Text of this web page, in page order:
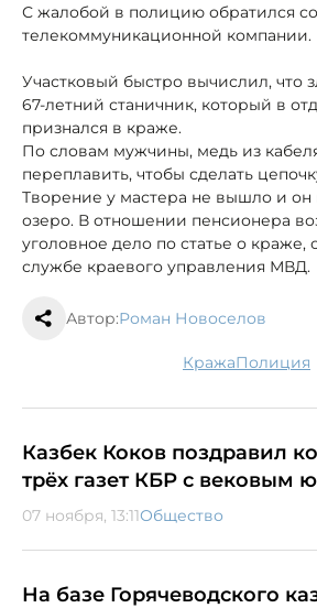
С жалобой в полицию обратился
телекоммуникационной компании.
Участковый быстро вычислил,
67-летний станичник, который в
признался в краже.
По словам мужчины, медь из
переплавить, чтобы сделать
Творение у мастера не вышло и он
озеро. В отношении пенсионера
уголовное дело по статье о
службе краевого управления МВД.
Автор:Роман Новоселов
кража полиция
Казбек Коков поздравил
трёх газет КБР с вековым
07 ноября, 13:11Общество
На базе Горячеводского